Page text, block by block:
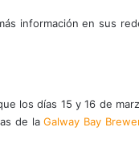
información en sus
los días 15 y 16 de
de laGalway Bay